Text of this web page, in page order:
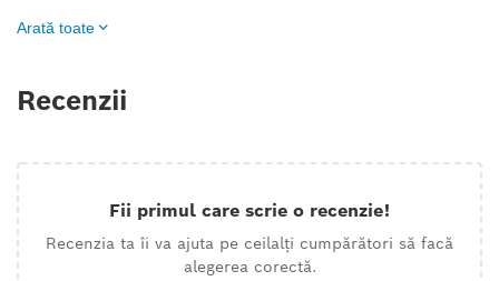
Arată toate
Recenzii
Fii primul care scrie o recenzie!
Recenzia ta îi va ajuta pe ceilalți cumpărători să facă
alegerea corectă.